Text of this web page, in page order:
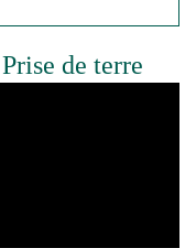
de terre